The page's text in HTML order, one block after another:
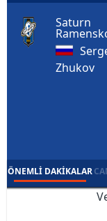
Saturn
Zhukov
ÖNEMLI DAKIKALAR